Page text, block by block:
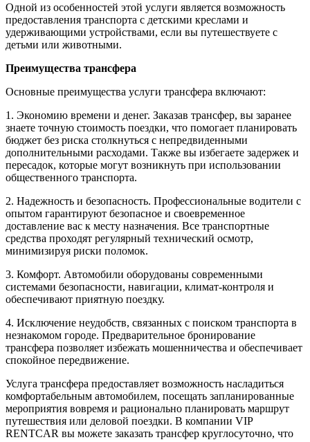
Одной из особенностей этой услуги является возможность
предоставления транспорта с детскими креслами и
удерживающими устройствами, если вы путешествуете с
детьми или животными.
Преимущества трансфера
Основные преимущества услуги трансфера включают:
1. Экономию времени и денег. Заказав трансфер, вы заранее
знаете точную стоимость поездки, что помогает планировать
бюджет без риска столкнуться с непредвиденными
дополнительными расходами. Также вы избегаете задержек и
пересадок, которые могут возникнуть при использовании
общественного транспорта.
2. Надежность и безопасность. Профессиональные водители с
опытом гарантируют безопасное и своевременное
доставление вас к месту назначения. Все транспортные
средства проходят регулярный технический осмотр,
минимизируя риски поломок.
3. Комфорт. Автомобили оборудованы современными
системами безопасности, навигации, климат-контроля и
обеспечивают приятную поездку.
4. Исключение неудобств, связанных с поиском транспорта в
незнакомом городе. Предварительное бронирование
трансфера позволяет избежать мошенничества и обеспечивает
спокойное передвижение.
Услуга трансфера предоставляет возможность насладиться
комфортабельным автомобилем, посещать запланированные
мероприятия вовремя и рационально планировать маршрут
путешествия или деловой поездки. В компании VIP
RENTCAR вы можете заказать трансфер круглосуточно, что